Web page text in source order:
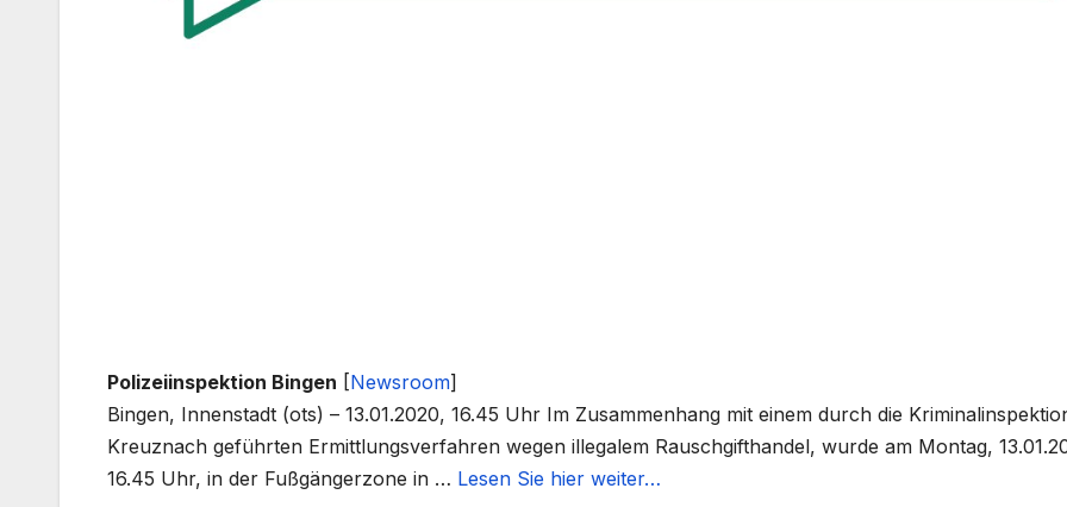
Polizeiinspektion Bingen [Newsroom]
Bingen, Innenstadt (ots) – 13.01.2020, 16.45 Uhr Im Zusammenhang mit einem durch die
Kreuznach geführten Ermittlungsverfahren wegen illegalem Rauschgifthandel, wurde am Montag,
16.45 Uhr, in der Fußgängerzone in … Lesen Sie hier weiter…